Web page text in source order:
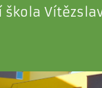
škola